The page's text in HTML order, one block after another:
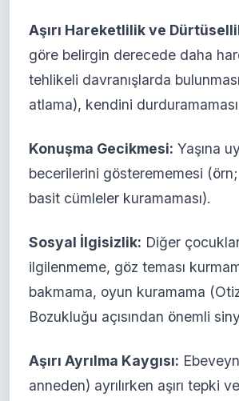
Aşırı Hareketlilik ve
göre belirgin derecede daha
tehlikeli davranışlarda
atlama), kendini
Konuşma Gecikmesi: Yaşına
becerilerini gösterememesi (örn;
basit cümleler kuramaması).
Sosyal İlgisizlik: Diğer
ilgilenmeme, göz teması
bakmama, oyun kuramama
Bozukluğu açısından önemli
Aşırı Ayrılma Kaygısı:
anneden) ayrılırken aşırı tepki